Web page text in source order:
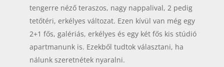
tengerre néző teraszos, nagy nappalival, 2 pedig
tetőtéri, erkélyes változat. Ezen kívül van még egy
2+1 fős, galériás, erkélyes és egy két fős kis stúdió
apartmanunk is. Ezekből tudtok választani, ha
nálunk szeretnétek nyaralni.